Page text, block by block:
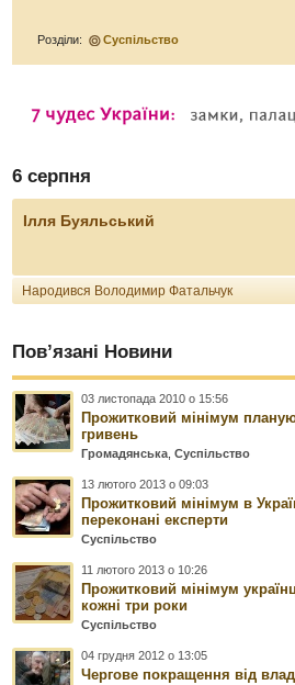
Розділи: Суспільство
6 серпня
Ілля Буяльський
Народився Володимир Фатальчук
Пов’язані Новини
03 листопада 2010 о 15:56
Прожитковий мінімум
гривень
Громадянська ,Суспільство
13 лютого 2013 о 09:03
Прожитковий мінімум в
переконані експерти
Суспільство
11 лютого 2013 о 10:26
Прожитковий мінімум
кожні три роки
Суспільство
04 грудня 2012 о 13:05
Чергове покращення від